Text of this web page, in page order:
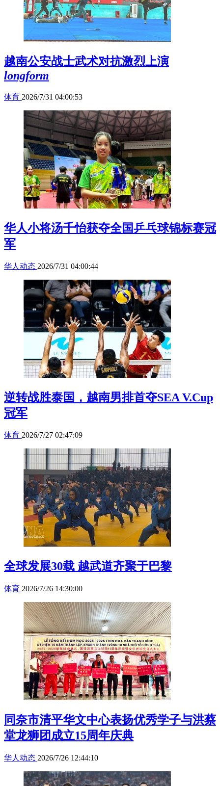
越南公安战士武术对抗激烈上演
longform
体育 2026/7/31 04:00:53
华人小将汤千怡获夺全国乒乓球锦标赛冠
军
华人动态 2026/7/31 04:00:44
逆转战胜泰国，越南男排首夺SEA V.Cup
冠军
体育 2026/7/27 02:47:09
全球发展30载 越武道齐聚于巴黎
体育 2026/7/26 14:30:00
同奈市清平华文中心表扬优秀学子与洪蔡
堂龙狮团成立15周年庆典
华人动态 2026/7/26 12:44:10